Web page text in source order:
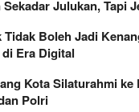
Julukan, Tapi
Boleh Jadi
Era Digital
Kota Silaturahmi ke
Polri